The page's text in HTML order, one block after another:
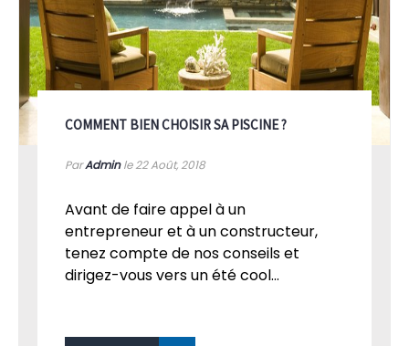
COMMENT BIEN CHOISIR SA PISCINE ?
ParAdminle 22Août, 2018
Avant de faire appel à un
entrepreneur et à un constructeur,
tenez compte de nos conseils et
dirigez-vous vers un été cool...